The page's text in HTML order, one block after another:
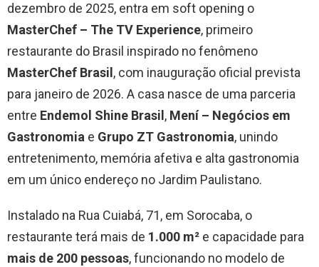
dezembro de 2025, entra em soft opening o
MasterChef – The TV Experience, primeiro
restaurante do Brasil inspirado no fenômeno
MasterChef Brasil , com inauguração oficial prevista
para janeiro de 2026. A casa nasce de uma parceria
entre Endemol Shine Brasil , Mení – Negócios em
Gastronomia e Grupo ZT Gastronomia, unindo
entretenimento, memória afetiva e alta gastronomia
em um único endereço no Jardim Paulistano.
Instalado na Rua Cuiabá, 71, em Sorocaba, o
restaurante terá mais de 1.000 m² e capacidade para
mais de 200 pessoas, funcionando no modelo de